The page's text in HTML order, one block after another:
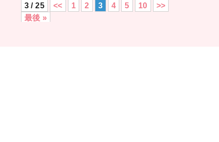
3 / 25 << 1 2 3 4 5 10
>>
最後 »